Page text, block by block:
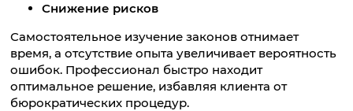
Снижение рисков
Самостоятельное изучение законов отнимает
время, а отсутствие опыта увеличивает вероятность
ошибок. Профессионал быстро находит
оптимальное решение, избавляя клиента от
бюрократических процедур.